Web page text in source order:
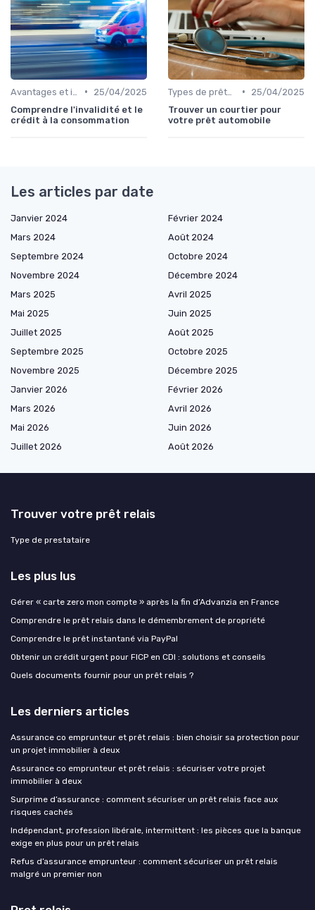
•
25/04/2025
Comprendre l'invalidité et le
crédit à la consommation
•
25/04/2025
Trouver un courtier pour
votre prêt automobile
Les articles par date
Janvier 2024
Février 2024
Mars 2024
Août 2024
Septembre 2024
Octobre 2024
Novembre 2024
Décembre 2024
Mars 2025
Avril 2025
Mai 2025
Juin 2025
Juillet 2025
Août 2025
Septembre 2025
Octobre 2025
Novembre 2025
Décembre 2025
Janvier 2026
Février 2026
Mars 2026
Avril 2026
Mai 2026
Juin 2026
Juillet 2026
Août 2026
Trouver votre prêt relais
Type de prestataire
Les plus lus
Gérer « carte zero mon compte » après la fin d’Advanzia en France
Comprendre le prêt relais dans le démembrement de propriété
Comprendre le prêt instantané via PayPal
Obtenir un crédit urgent pour FICP en CDI : solutions et conseils
Quels documents fournir pour un prêt relais ?
Les derniers articles
Assurance co emprunteur et prêt relais : bien choisir sa protection pour
un projet immobilier à deux
Assurance co emprunteur et prêt relais : sécuriser votre projet
immobilier à deux
Surprime d’assurance : comment sécuriser un prêt relais face aux
risques cachés
Indépendant, profession libérale, intermittent : les pièces que la banque
exige en plus pour un prêt relais
Refus d’assurance emprunteur : comment sécuriser un prêt relais
malgré un premier non